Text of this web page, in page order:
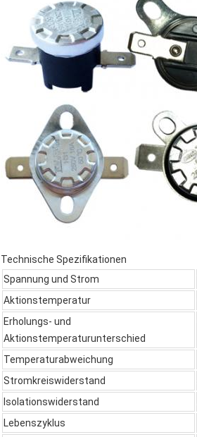
Technische Spezifikationen
Spannung und Strom
Aktionstemperatur
Erholungs- und
Aktionstemperaturunterschied
Temperaturabweichung
Stromkreiswiderstand
Isolationswiderstand
Lebenszyklus